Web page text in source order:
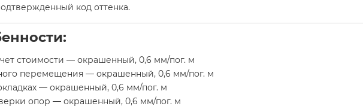
код оттенка.
стоимости — окрашенный, 0,6 мм/пог. м
перемещения — окрашенный, 0,6 мм/пог. м
— окрашенный, 0,6 мм/пог. м
опор — окрашенный, 0,6 мм/пог. м